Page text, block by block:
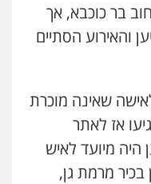
דין פלילי
סמים מעצרים
אסירים מעצרים
בר כוכבא, אך
והאירוע הסתיים
שאינה מוכרת
אז לאתר
מיועד לאיש
מרמת גן,